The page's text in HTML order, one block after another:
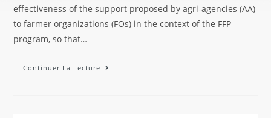
effectiveness of the support proposed by agri-agencies (AA)
to farmer organizations (FOs) in the context of the FFP
program, so that…
Continuer La Lecture